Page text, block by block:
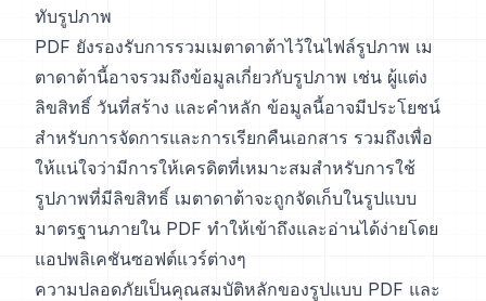
ทับรูปภาพ
PDF ยังรองรับการรวมเมตาดาต้าไว้ในไฟล์รูปภาพ เม
ตาดาต้านี้อาจรวมถึงข้อมูลเกี่ยวกับรูปภาพ เช่น ผู้แต่ง
ลิขสิทธิ์ วันที่สร้าง และคำหลัก ข้อมูลนี้อาจมีประโยชน์
สำหรับการจัดการและการเรียกคืนเอกสาร รวมถึงเพื่อ
ให้แน่ใจว่ามีการให้เครดิตที่เหมาะสมสำหรับการใช้
รูปภาพที่มีลิขสิทธิ์ เมตาดาต้าจะถูกจัดเก็บในรูปแบบ
มาตรฐานภายใน PDF ทำให้เข้าถึงและอ่านได้ง่ายโดย
แอปพลิเคชันซอฟต์แวร์ต่างๆ
ความปลอดภัยเป็นคุณสมบัติหลักของรูปแบบ PDF และ